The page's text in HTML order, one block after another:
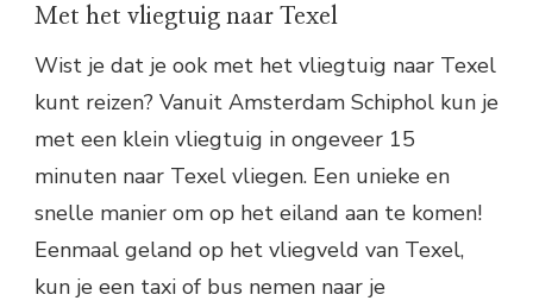
Met het vliegtuig naar Texel
Wist je dat je ook met het vliegtuig naar Texel
kunt reizen? Vanuit Amsterdam Schiphol kun je
met een klein vliegtuig in ongeveer 15
minuten naar Texel vliegen. Een unieke en
snelle manier om op het eiland aan te komen!
Eenmaal geland op het vliegveld van Texel,
kun je een taxi of bus nemen naar je